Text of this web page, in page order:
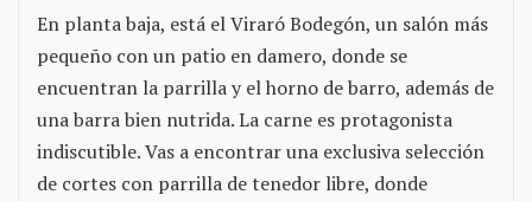
En planta baja, está el Viraró Bodegón, un salón más
pequeño con un patio en damero, donde se
encuentran la parrilla y el horno de barro, además de
una barra bien nutrida. La carne es protagonista
indiscutible. Vas a encontrar una exclusiva selección
de cortes con parrilla de tenedor libre, donde